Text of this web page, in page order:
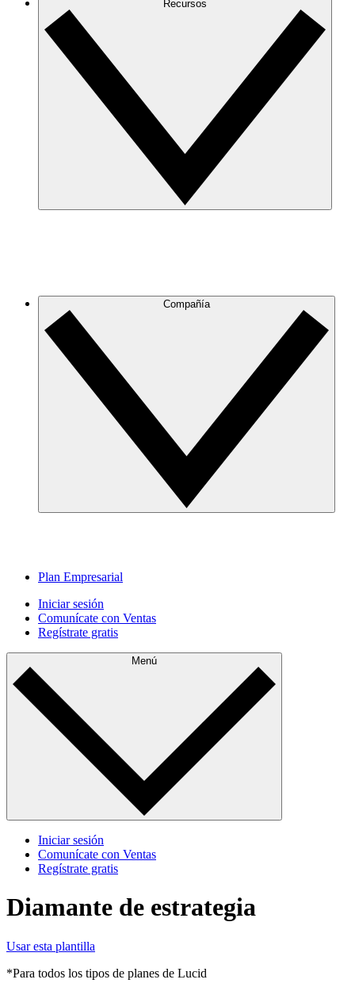
Recursos
Compañía
Plan Empresarial
Iniciar sesión
Comunícate con Ventas
Regístrate gratis
Menú
Iniciar sesión
Comunícate con Ventas
Regístrate gratis
Diamante de estrategia
Usar esta plantilla
*Para todos los tipos de planes de Lucid